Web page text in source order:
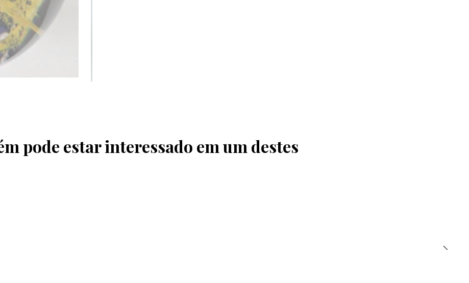
pode estar interessado em um destes